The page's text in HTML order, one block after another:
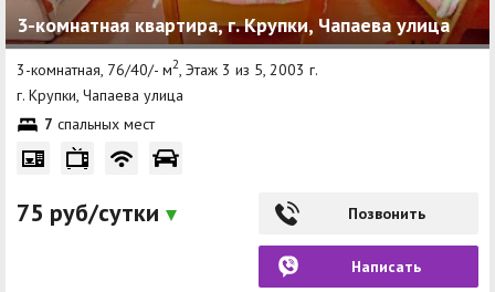
3-комнатная квартира, г. Крупки, Чапаева улица
3-комнатная, 76/40/- м2 , Этаж 3 из 5, 2003 г.
г. Крупки, Чапаева улица
7 спальных мест
75 руб/сутки Позвонить
Написать